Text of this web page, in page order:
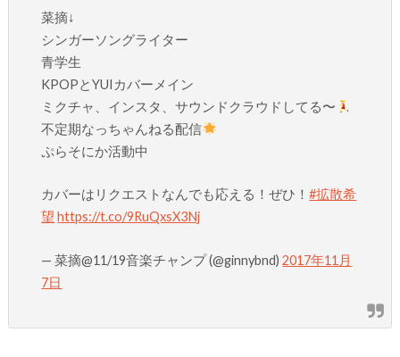
菜摘↓
シンガーソングライター
青学生
KPOPとYUIカバーメイン
ミクチャ、インスタ、サウンドクラウドしてる〜
不定期なっちゃんねる配信
ぷらそにか活動中
カバーはリクエストなんでも応える！ぜひ！#拡散希
望 https://t.co/9RuQxsX3Nj
— 菜摘@11/19音楽チャンプ (@ginnybnd)2017年11月
7日